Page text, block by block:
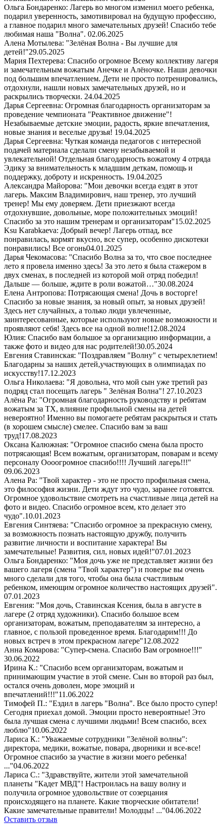
Ольга Бондаренко: Лагерь во многом изменил моего ребенка,
подарил уверенность, замотивировал на будущую профессию,
а главное подарил много замечательных друзей! Спасибо тебе
любимая наша "Волна". 02.06.2025
Алена Мотылева: "Зелёная Волна - Вы лучшие для
детей!"29.05.2025
Мария Пехтерева: Спасибо огромное Всему коллективу лагеря
и замечательным вожатым Анечке и Алёночке. Наши девочки
под большим впечатлением. Дети не просто потренировались,
отдохнули, нашли новых замечательных друзей, но и
раскрылись творчески. 24.04.2025
Дарья Сергеевна: Огромная благодарность организаторам за
проведение чемпионата "Реактивное движение"!
Незабываемые детские эмоции, радость, яркие впечатления,
новые знания и веселые друзья! 19.04.2025
Дарья Сергеевна: Чуткая команда педагогов с интересной
подачей материала сделали смену незабываемой и
увлекательной! Отдельная благодарность вожатому 4 отряда
Эдику за внимательность к младшим деткам, помощь и
поддержку, доброту и искренность. 19.04.2025
Александра Майорова: "Мои девочки всегда ездят в этот
лагерь. Максим Владимирович, наш тренер, это лучший
тренер! Мы ему доверяем. Дети приезжают всегда
отдохнувшие, довольные, море положительных эмоций!
Спасибо за это нашим тренерам и организаторам"15.02.2025
Ksu Karabkaeva: Добрый вечер! Лагерь отпад, все
понравилась, кормят вкусно, все супер, особенно дискотеки
понравились! Все огонь04.01.2025
Дарья Чекомасова: "Спасибо Волна за то, что свое последнее
лето я провела именно здесь! За это лето я была стажером в
двух сменах, в последней из которой мой отряд победил!
Дальше — больше, ждите в роли вожатой…"30.08.2024
Елена Антропова: Потрясающая смена! Дочь в восторге!
Спасибо за новые знания, за новый опыт, за новых друзей!
Здесь нет случайных, а только люди увлеченные,
заинтересованные, которые используют новые возможности и
проявляют себя! Здесь все на одной волне!12.08.2024
Юлия: Спасибо вам большое за организацию информации, а
также фото и видео для нас родителей!30.05.2024
Евгения Ставинская: "Поздравляем "Волну" с четырехлетием!
Благодарны за наших детей,участвующих в олимпиадах по
искусству!17.12.2023
Ольга Николаева: "Я довольна, что мой сын уже третий раз
подряд стал посещать лагерь " Зелёная Волна"! 27.10.2023
Алёна Ра: "Огромная благодарность руководству и ребятам
вожатым за ТХ, влияние профильной смены на детей
невероятно! Именно вы помогаете ребятам раскрыться и стать
(в хорошем смысле) смелее. Спасибо вам за ваш
труд!17.08.2023
Оксана Калюжная: "Огромное спасибо смена была просто
потрясающая! Всем вожатым, организаторам, поварам и всему
персоналу Оооогромное спасибо!!!! Лучший лагерь!!!"
09.06.2023
Алена Ра: "Твой характер - это не просто профильная смена,
это философия жизни. Дети ждут это чудо, заранее готовятся.
Огромное удовольствие смотреть на счастливые лица детей на
фото и видео. Спасибо огромное всем, кто делает это
чудо".10.01.2023
Евгения Синтяева: "Спасибо огромное за прекрасную смену,
за возможность познать настоящую дружбу, получить
развитие личности и воспитание характера! Вы
замечательные! Развития, сил, новых идей!"07.01.2023
Ольга Бондаренко: "Моя дочь уже не представляет жизни без
вашего лагеря (смена "Твой характер") и поверье вы очень
много сделали для того, чтобы она была счастливым
ребенком, имеющим огромное количество настоящих друзей".
07.01.2023
Евгения: "Моя дочь, Ставинская Ксения, была в августе в
лагере (2 отряд художники). Спасибо большое всем
организаторам, вожатым, преподавателям за интересно, а
главное, с пользой проведенное время. Благодарим!!! До
новых встреч в этом прекрасном лагере"12.08.2022
Анна Комарова: "Супер-смена. Спасибо Вам огромное!!!"
30.06.2022
Ирина К.: "Спасибо всем организаторам, вожатым и
принимающим участие в этой смене. Сын во второй раз был,
остался очень доволен, море эмоций и
впечатлений!!!"11.06.2022
Тимофей П.: "Ездил в лагерь "Волна". Все было просто супер!
Сегодня приехал домой. Эмоции просто невероятные! Это
была лучшая смена с лучшими людьми! Всем спасибо, всех
люблю"10.06.2022
Лариса К.: "Уважаемые сотрудники "Зелёной волны":
директора, медики, вожатые, повара, дворники и все-все!
Огромное спасибо за участие в жизни моего ребенка!
..."04.06.2022
Лариса С.: "Здравствуйте, жители этой замечательной
планеты "Кадет МВД"! Настроилась на вашу волну и
получила огромное удовольствие от созерцания
происходящего на планете. Какие творческие обитатели!
Какие замечательные правители! Молодцы! ..."04.06.2022
Оставить отзыв